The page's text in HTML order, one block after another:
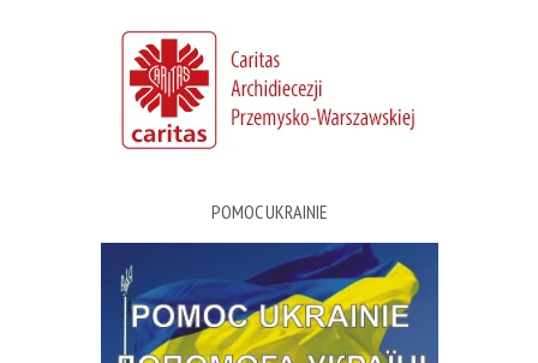
POMOC UKRAINIE